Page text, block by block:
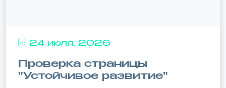
24 июля, 2026
Проверка страницы
"Устойчивое развитие"